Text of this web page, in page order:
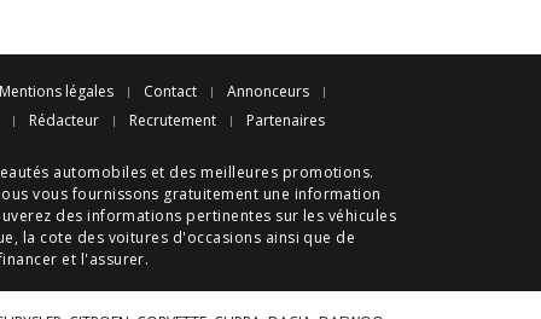
Mentions légales Contact
Annonceurs
Rédacteur Recrutement Partenaires
automobiles et des meilleures promotions.
vous fournissons gratuitement une information
des informations pertinentes sur les véhicules
, la cote des voitures d'occasions ainsi que de
et l'assurer.